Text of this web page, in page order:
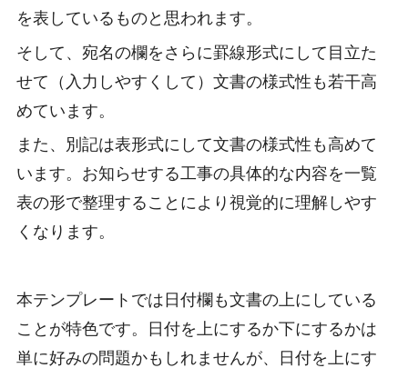
を表しているものと思われます。
そして、宛名の欄をさらに罫線形式にして目立た
せて（入力しやすくして）文書の様式性も若干高
めています。
また、別記は表形式にして文書の様式性も高めて
います。お知らせする工事の具体的な内容を一覧
表の形で整理することにより視覚的に理解しやす
くなります。
本テンプレートでは日付欄も文書の上にしている
ことが特色です。日付を上にするか下にするかは
単に好みの問題かもしれませんが、日付を上にす